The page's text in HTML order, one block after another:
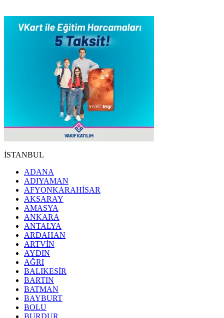
İSTANBUL
ADANA
ADIYAMAN
AFYONKARAHİSAR
AKSARAY
AMASYA
ANKARA
ANTALYA
ARDAHAN
ARTVİN
AYDIN
AĞRI
BALIKESİR
BARTIN
BATMAN
BAYBURT
BOLU
BURDUR